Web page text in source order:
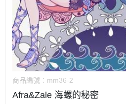
商品編號： mm36-2
Afra&Zale 海螺的秘密